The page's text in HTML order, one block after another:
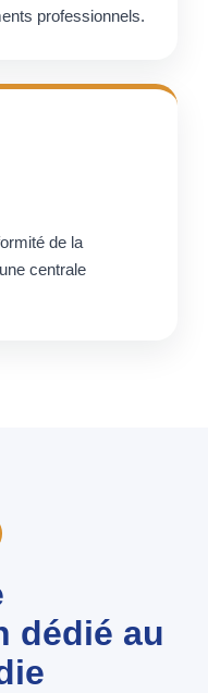
professionnels.
de la
centrale
dédié au